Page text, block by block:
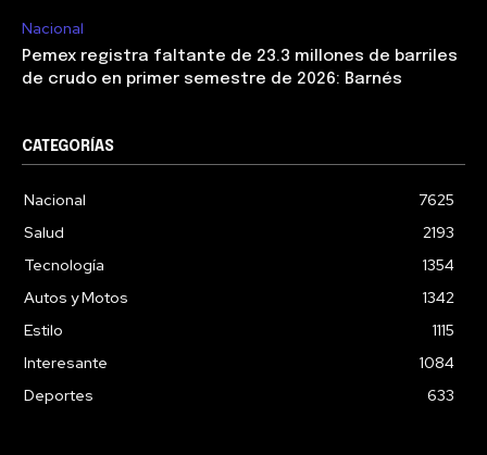
Nacional
Pemex registra faltante de 23.3 millones de barriles
de crudo en primer semestre de 2026: Barnés
CATEGORÍAS
Nacional
7625
Salud
2193
Tecnología
1354
Autos y Motos
1342
Estilo
1115
Interesante
1084
Deportes
633